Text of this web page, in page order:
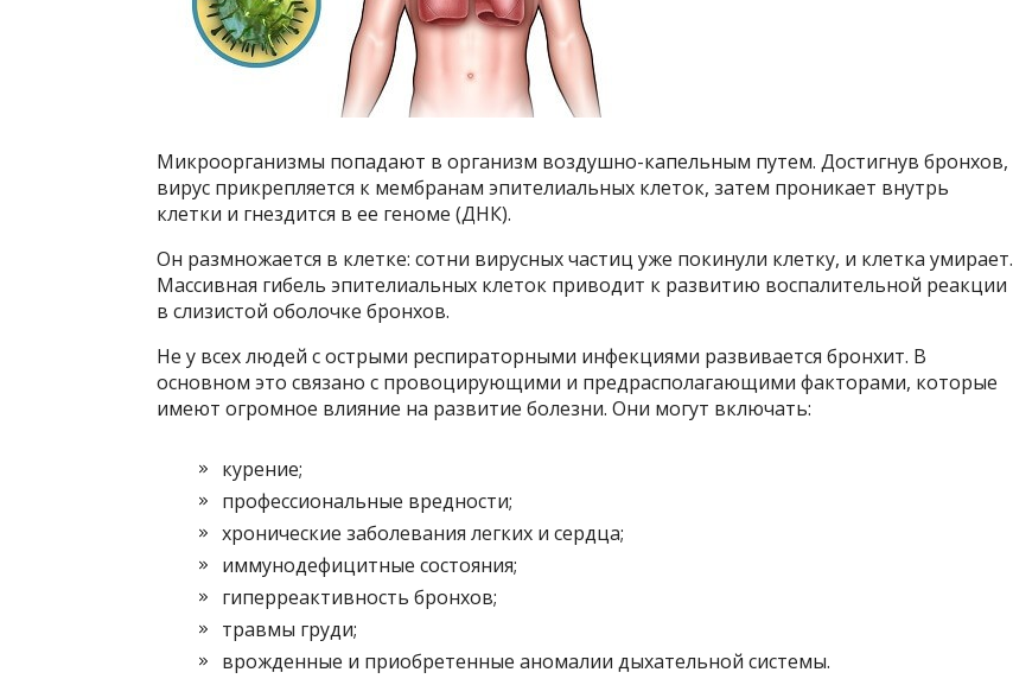
Микроорганизмы попадают в организм воздушно-капельным путем. Достигнув бронхов,
вирус прикрепляется к мембранам эпителиальных клеток, затем проникает внутрь
клетки и гнездится в ее геноме (ДНК).
Он размножается в клетке: сотни вирусных частиц уже покинули клетку, и клетка умирает.
Массивная гибель эпителиальных клеток приводит к развитию воспалительной реакции
в слизистой оболочке бронхов.
Не у всех людей с острыми респираторными инфекциями развивается бронхит. В
основном это связано с провоцирующими и предрасполагающими факторами, которые
имеют огромное влияние на развитие болезни. Они могут включать:
курение;
профессиональные вредности;
хронические заболевания легких и сердца;
иммунодефицитные состояния;
гиперреактивность бронхов;
травмы груди;
врожденные и приобретенные аномалии дыхательной системы.